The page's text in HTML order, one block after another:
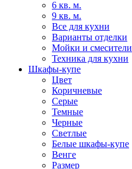
6 кв. м.
9 кв. м.
Все для кухни
Варианты отделки
Мойки и смесители
Техника для кухни
Шкафы-купе
Цвет
Коричневые
Серые
Темные
Черные
Светлые
Белые шкафы-купе
Венге
Размер